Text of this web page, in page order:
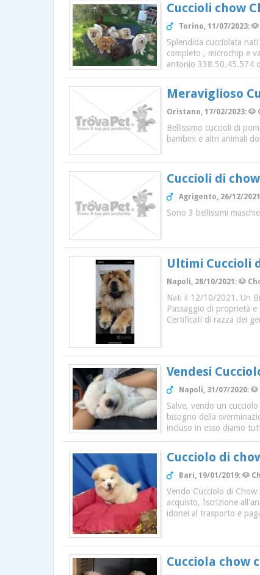
Cuccioli chow
Torino, 11/07/2023:
Splendida cucciolata
completo , microchip e
antonio 338.50.45.574
Meraviglioso
Oristano, 17/02/2023:
Bellissimo cuccioli di
bambini e altri animali
Cuccioli di
Agrigento, 26/12/
Sono 3 bellissimi
Ultimi Cuccioli
Napoli, 28/10/2021: 🐶
Nati il 12/10/2021. Un
Passaggio di proprietà
Certificati di razza dei
Vendesi
Napoli, 31/07/2020:
Salve, vendo un
bisogno della
incluso in esso diamo
Cucciolo di
Bari, 19/01/2019: 🐶
Vendo Cucciolo di
acquisto, Iscrizione
idonei al trasporto e
Cucciola chow